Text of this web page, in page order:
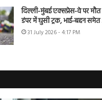
दिल्ली-मुंबई एक्सप्रेस-वे पर
डंपर में घुसी ट्रक, भाई-बहन
31 July 2026 - 4:17 PM